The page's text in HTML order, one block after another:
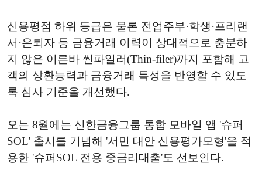
신용평점 하위 등급은 물론 전업주부·학생·프리랜
서·은퇴자 등 금융거래 이력이 상대적으로 충분하
지 않은 이른바 씬파일러(Thin-filer)까지 포함해 고
객의 상환능력과 금융거래 특성을 반영할 수 있도
록 심사 기준을 개선했다.
오는 8월에는 신한금융그룹 통합 모바일 앱 '슈퍼
SOL' 출시를 기념해 '서민 대안 신용평가모형'을 적
용한 '슈퍼SOL 전용 중금리대출'도 선보인다.